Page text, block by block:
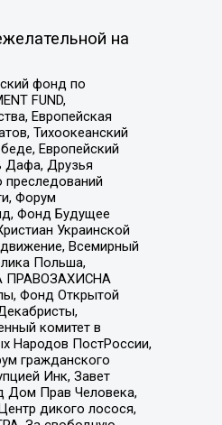
на
фонд по
FUND,
Европейская
Тихоокеанский
Европейский
Дафа, Друзья
преследований
Форум
Фонд Будущее
Украинской
Всемирный
Польша,
ПРАВОЗАХИСНА
Фонд Открытой
комитет в
Народов ПостРоссии,
гражданского
Инк, Завет
Дом Прав Человека,
дикого лосося,